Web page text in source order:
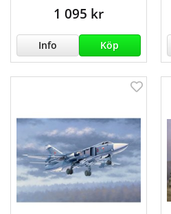
1 095 kr
Info Köp